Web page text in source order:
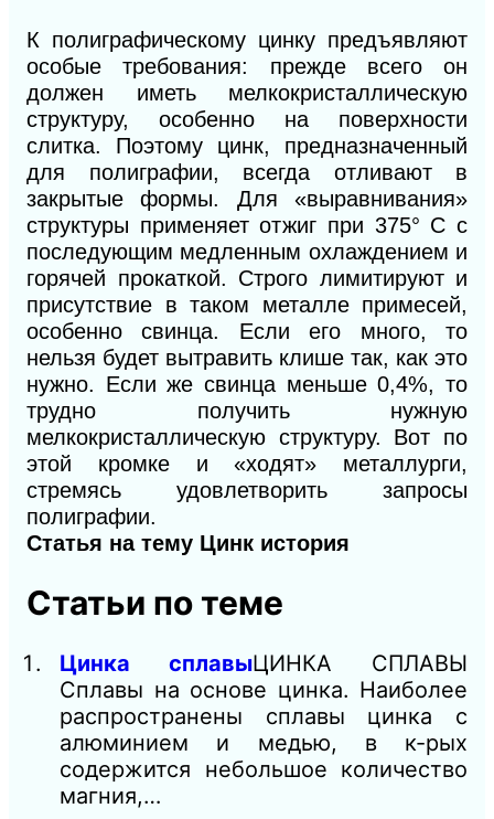
К полиграфическому цинку предъявляют
особые требования: прежде всего он
должен иметь мелкокристаллическую
структуру, особенно на поверхности
слитка. Поэтому цинк, предназначенный
для полиграфии, всегда отливают в
закрытые формы. Для «выравнивания»
структуры применяет отжиг при 375° С с
последующим медленным охлаждением и
горячей прокаткой. Строго лимитируют и
присутствие в таком металле примесей,
особенно свинца. Если его много, то
нельзя будет вытравить клише так, как это
нужно. Если же свинца меньше 0,4%, то
трудно получить нужную
мелкокристаллическую структуру. Вот по
этой кромке и «ходят» металлурги,
стремясь удовлетворить запросы
полиграфии.
Статья на тему Цинк история
Статьи по теме
Цинка сплавыЦИНКА СПЛАВЫ
Сплавы на основе цинка. Наиболее
распространены сплавы цинка с
алюминием и медью, в к-рых
содержится небольшое количество
магния,…